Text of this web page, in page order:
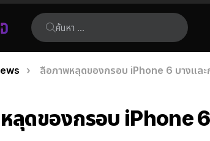
ค้นหา:
ลือภาพหลุดของกรอบ iPhone 6 บางและ
ลุดของกรอบ iPhone